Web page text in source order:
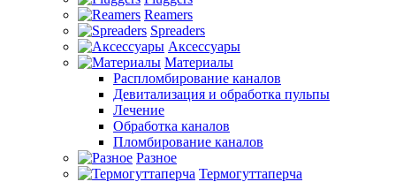
Reamers
Spreaders
Аксессуары
Материалы
Распломбирование каналов
Девитализация и обработка пульпы
Лечение
Обработка каналов
Пломбирование каналов
Разное
Термогуттаперча